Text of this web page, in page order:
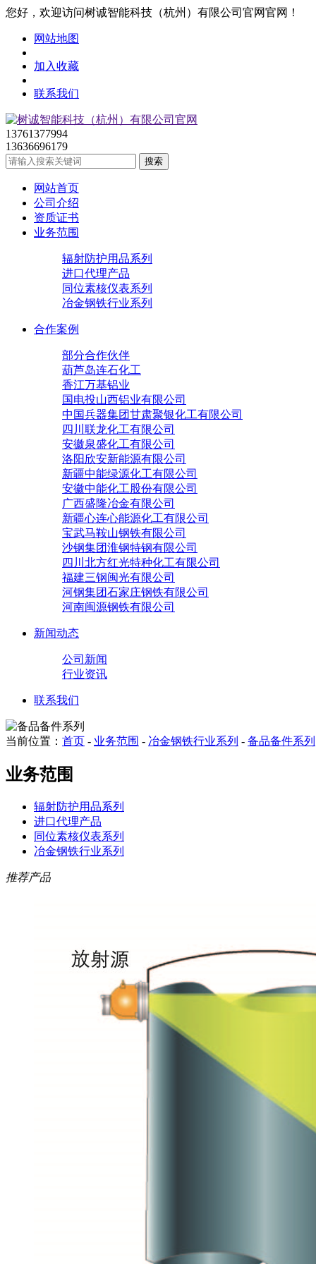
您好，欢迎访问树诚智能科技（杭州）有限公司官网官网！
网站地图
加入收藏
联系我们
13761377994
13636696179
网站首页
公司介绍
资质证书
业务范围
辐射防护用品系列
进口代理产品
同位素核仪表系列
冶金钢铁行业系列
合作案例
部分合作伙伴
葫芦岛连石化工
香江万基铝业
国电投山西铝业有限公司
中国兵器集团甘肃聚银化工有限公司
四川联龙化工有限公司
安徽泉盛化工有限公司
洛阳欣安新能源有限公司
新疆中能绿源化工有限公司
安徽中能化工股份有限公司
广西盛隆冶金有限公司
新疆心连心能源化工有限公司
宝武马鞍山钢铁有限公司
沙钢集团淮钢特钢有限公司
四川北方红光特种化工有限公司
福建三钢闽光有限公司
河钢集团石家庄钢铁有限公司
河南闽源钢铁有限公司
新闻动态
公司新闻
行业资讯
联系我们
当前位置： 首页 - 业务范围 - 冶金钢铁行业系列 - 备品备件系列
业务范围
辐射防护用品系列
进口代理产品
同位素核仪表系列
冶金钢铁行业系列
推荐产品